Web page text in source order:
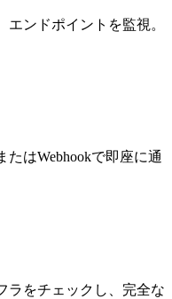
ンドポイントを監視。
はWebhookで即座に通
ラをチェックし、完全な